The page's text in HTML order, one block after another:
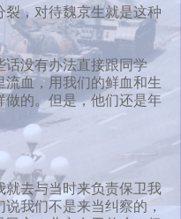
，对待魏京生就是这种
话没有办法直接跟同学
血，用我们的鲜血和生
做的。但是，他们还是年
就去与当时来负责保卫我
我们不是来当纠察的，